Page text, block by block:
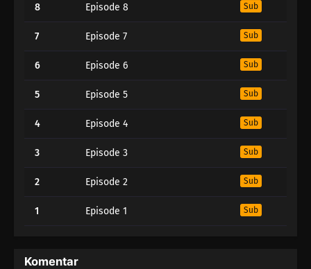
8 Episode 8 Sub
7 Episode 7 Sub
6 Episode 6 Sub
5 Episode 5 Sub
4 Episode 4 Sub
3 Episode 3 Sub
2 Episode 2 Sub
1 Episode 1 Sub
Komentar